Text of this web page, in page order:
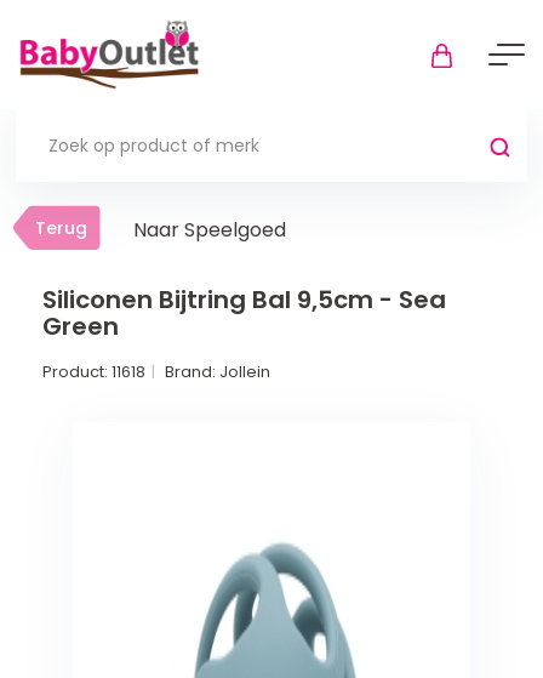
Terug
Thuis
Veiligheid in en om huis
Veiligheid buiten de deur
Terug Naar Speelgoed
Siliconen Bijtring Bal 9,5cm - Sea
Green
Product: 11618 Brand: Jollein